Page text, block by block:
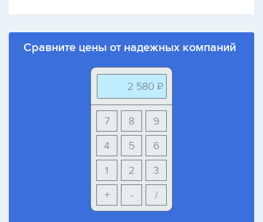
Сравните цены от надежных компаний
2 580 ₽
9
8
7
6
5
4
3
2
1
+
- /